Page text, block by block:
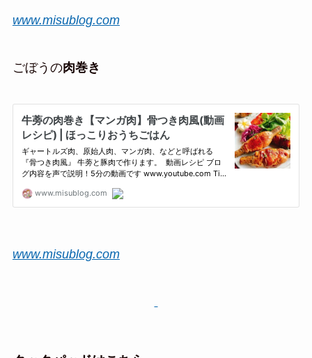
www.misublog.com
ごぼうの肉巻き
www.misublog.com